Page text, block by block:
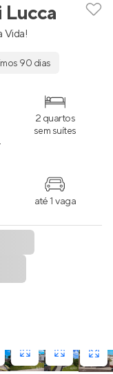
Lucca
Vida!
90 dias
2 quartos
sem suítes
até 1 vaga